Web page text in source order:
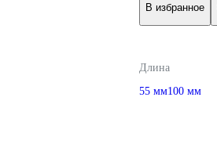
В избранное
Длина
55 мм100 мм